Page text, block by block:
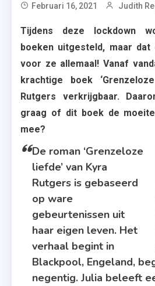
Februari 16, 2021 Judith
Tijdens deze lockdown
boeken uitgesteld, maar
voor ze allemaal! Vanaf
krachtige boek
Rutgers verkrijgbaar.
graag of dit boek de
mee?
De roman ‘Grenzeloze
liefde’ van Kyra
Rutgers is gebaseerd
op ware
gebeurtenissen uit
haar eigen leven. Het
verhaal begint in
Blackpool, Engeland,
negentig. Julia beleeft